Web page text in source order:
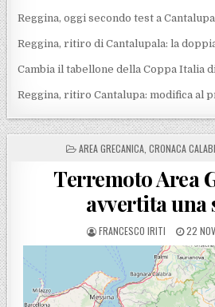
Reggina, oggi secondo test a
Reggina, ritiro di Cantalupala: la
Cambia il tabellone della Coppa Italia
Reggina, ritiro Cantalupa: modifica al
POSTED IN
AREA GRECANICA, CRONACA
Terremoto Area
avvertita una
POSTED BY
FRANCESCO IRITI 22